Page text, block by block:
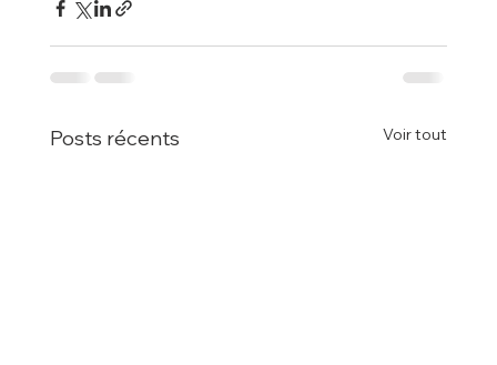
Posts récents Voir tout